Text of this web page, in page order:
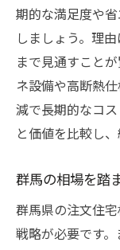
期的な満足度や
しましょう。理
まで見通すこと
ネ設備や高断熱
減で長期的なコ
と価値を比較し
群馬の相場を踏
群馬県の注文住
戦略が必要です